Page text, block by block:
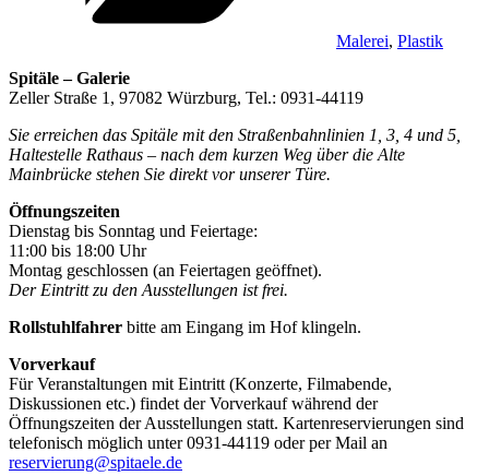
Malerei, Plastik
Spitäle – Galerie
Zeller Straße 1, 97082 Würzburg, Tel.: 0931-44119
Sie erreichen das Spitäle mit den Straßenbahnlinien 1, 3, 4 und 5,
Haltestelle Rathaus – nach dem kurzen Weg über die Alte
Mainbrücke stehen Sie direkt vor unserer Türe.
Öffnungszeiten
Dienstag bis Sonntag und Feiertage:
11:00 bis 18:00 Uhr
Montag geschlossen (an Feiertagen geöffnet).
Der Eintritt zu den Ausstellungen ist frei.
Rollstuhlfahrer bitte am Eingang im Hof klingeln.
Vorverkauf
Für Veranstaltungen mit Eintritt (Konzerte, Filmabende,
Diskussionen etc.) findet der Vorverkauf während der
Öffnungszeiten der Ausstellungen statt. Kartenreservierungen sind
telefonisch möglich unter 0931-44119 oder per Mail an
reservierung@spitaele.de